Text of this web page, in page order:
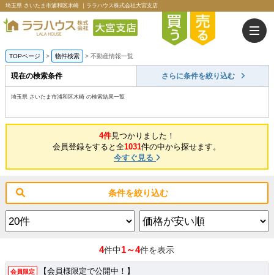
埼玉県 さいたま市浦和区木崎 ｜ララハウス株式会社大宮支店
TOPページ > 物件検索 > 不動産情報一覧
現在の検索条件 さらに条件を絞り込む
埼玉県 さいたま市浦和区木崎 の検索結果一覧
4件見つかりました！
会員登録をすると全1031件の中から探せます。
今すぐ見る
条件を絞り込む
4件中1～4件を表示
会員限定 【会員様限定で公開中！】